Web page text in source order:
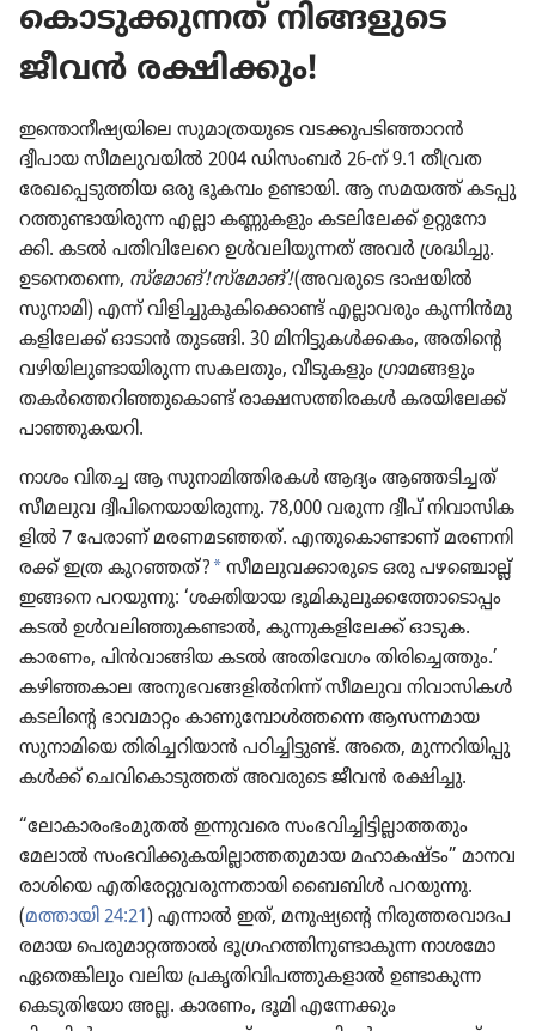
കൊ​ടു​ക്കു​ന്നത്‌ നിങ്ങളു​ടെ
ജീവൻ രക്ഷിക്കും!
ഇന്തൊ​നീ​ഷ്യ​യി​ലെ സുമാ​ത്ര​യു​ടെ വടക്കു​പ​ടി​ഞ്ഞാ​റൻ
ദ്വീപായ സീമലു​വ​യിൽ 2004 ഡിസംബർ 26-ന്‌ 9.1 തീവ്രത
രേഖ​പ്പെ​ടു​ത്തിയ ഒരു ഭൂകമ്പം ഉണ്ടായി. ആ സമയത്ത്‌ കടപ്പു​
റ​ത്തു​ണ്ടാ​യി​രുന്ന എല്ലാ കണ്ണുക​ളും കടലി​ലേക്ക്‌ ഉറ്റു​നോ​
ക്കി. കടൽ പതിവി​ലേറെ ഉൾവലി​യു​ന്നത്‌ അവർ ശ്രദ്ധിച്ചു.
ഉടനെ​തന്നെ, സ്‌മോങ്‌! സ്‌മോങ്‌!(അവരുടെ ഭാഷയിൽ
സുനാമി) എന്ന്‌ വിളി​ച്ചു​കൂ​കി​ക്കൊണ്ട്‌ എല്ലാവ​രും കുന്നിൻമു​
ക​ളി​ലേക്ക്‌ ഓടാൻ തുടങ്ങി. 30 മിനി​ട്ടു​കൾക്കകം, അതിന്റെ
വഴിയി​ലു​ണ്ടാ​യി​രുന്ന സകലതും, വീടു​ക​ളും ഗ്രാമ​ങ്ങ​ളും
തകർത്തെ​റി​ഞ്ഞു​കൊണ്ട്‌ രാക്ഷസ​ത്തി​രകൾ കരയി​ലേക്ക്‌
പാഞ്ഞു​ക​യറി.
നാശം വിതച്ച ആ സുനാ​മി​ത്തി​രകൾ ആദ്യം ആഞ്ഞടി​ച്ചത്‌
സീമലുവ ദ്വീപി​നെ​യാ​യി​രു​ന്നു. 78,000 വരുന്ന ദ്വീപ്‌ നിവാ​സി​ക​
ളിൽ 7 പേരാണ്‌ മരണമ​ട​ഞ്ഞത്‌. എന്തു​കൊ​ണ്ടാണ്‌ മരണനി​
രക്ക്‌ ഇത്ര കുറഞ്ഞത്‌? a സീമലു​വ​ക്കാ​രു​ടെ ഒരു പഴഞ്ചൊല്ല്‌
ഇങ്ങനെ പറയുന്നു: ‘ശക്തിയായ ഭൂമി​കു​ലു​ക്ക​ത്തോ​ടൊ​പ്പം
കടൽ ഉൾവലി​ഞ്ഞു​ക​ണ്ടാൽ, കുന്നു​ക​ളി​ലേക്ക്‌ ഓടുക.
കാരണം, പിൻവാ​ങ്ങിയ കടൽ അതി​വേഗം തിരി​ച്ചെ​ത്തും.’
കഴിഞ്ഞ​കാല അനുഭ​വ​ങ്ങ​ളിൽനിന്ന്‌ സീമലുവ നിവാ​സി​കൾ
കടലിന്റെ ഭാവമാ​റ്റം കാണു​മ്പോൾത്തന്നെ ആസന്നമായ
സുനാ​മി​യെ തിരി​ച്ച​റി​യാൻ പഠിച്ചി​ട്ടുണ്ട്‌. അതെ, മുന്നറി​യി​പ്പു​
കൾക്ക്‌ ചെവി​കൊ​ടു​ത്തത്‌ അവരുടെ ജീവൻ രക്ഷിച്ചു.
“ലോകാ​രം​ഭം​മു​തൽ ഇന്നുവരെ സംഭവി​ച്ചി​ട്ടി​ല്ലാ​ത്ത​തും
മേലാൽ സംഭവി​ക്കു​ക​യി​ല്ലാ​ത്ത​തു​മായ മഹാകഷ്ടം” മാനവ​
രാ​ശി​യെ എതി​രേ​റ്റു​വ​രു​ന്ന​താ​യി ബൈബിൾ പറയുന്നു.
(മത്തായി 24:21) എന്നാൽ ഇത്‌, മനുഷ്യ​ന്റെ നിരു​ത്ത​ര​വാ​ദ​പ​
ര​മായ പെരു​മാ​റ്റ​ത്താൽ ഭൂഗ്ര​ഹ​ത്തി​നു​ണ്ടാ​കുന്ന നാശമോ
ഏതെങ്കി​ലും വലിയ പ്രകൃ​തി​വി​പ​ത്തു​ക​ളാൽ ഉണ്ടാകുന്ന
കെടു​തി​യോ അല്ല. കാരണം, ഭൂമി എന്നേക്കും